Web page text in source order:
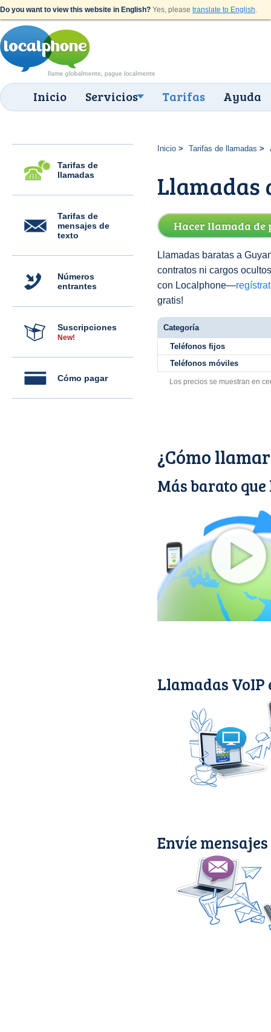
Do you want to view this website in English? Yes, please translate to English.
Inicio Servicios Tarifas Ayuda
Tarifas de
llamadas
Tarifas de
mensajes de
texto
Números
entrantes
Suscripciones
New!
Cómo pagar
Inicio Tarifas de llamadas
Llamadas
Hacer llamada de
Llamadas baratas a
contratos ni cargos
con Localphone—
gratis!
Categoría
Teléfonos fijos
Teléfonos móviles
Los precios se muestran en
¿Cómo
Más barato
Llamadas VoIP
Envíe